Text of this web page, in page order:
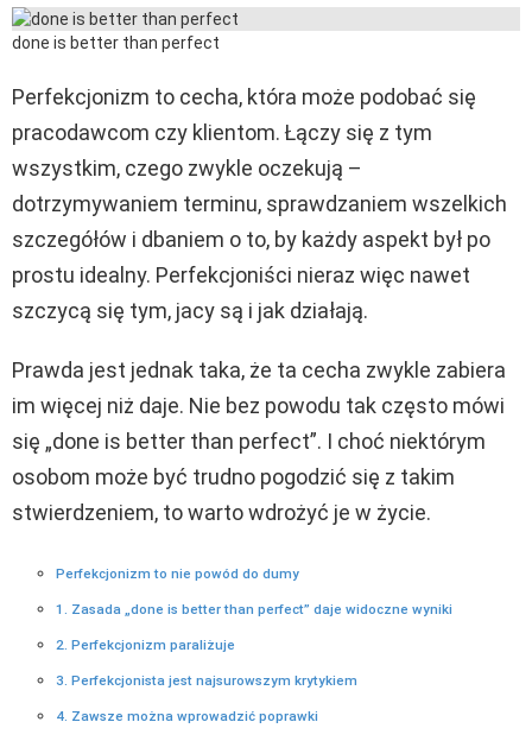
done is better than perfect
Perfekcjonizm to cecha, która może podobać się
pracodawcom czy klientom. Łączy się z tym
wszystkim, czego zwykle oczekują –
dotrzymywaniem terminu, sprawdzaniem wszelkich
szczegółów i dbaniem o to, by każdy aspekt był po
prostu idealny. Perfekcjoniści nieraz więc nawet
szczycą się tym, jacy są i jak działają.
Prawda jest jednak taka, że ta cecha zwykle zabiera
im więcej niż daje. Nie bez powodu tak często mówi
się „done is better than perfect”. I choć niektórym
osobom może być trudno pogodzić się z takim
stwierdzeniem, to warto wdrożyć je w życie.
Perfekcjonizm to nie powód do dumy
1. Zasada „done is better than perfect” daje widoczne wyniki
2. Perfekcjonizm paraliżuje
3. Perfekcjonista jest najsurowszym krytykiem
4. Zawsze można wprowadzić poprawki